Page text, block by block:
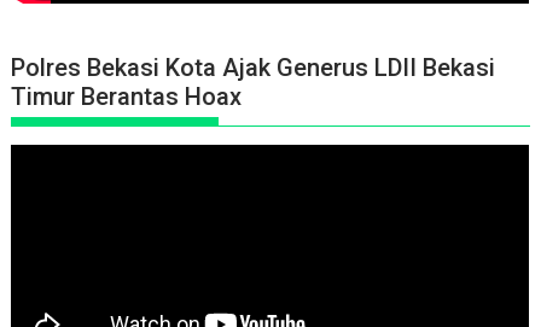
Polres Bekasi Kota Ajak Generus LDII Bekasi
Timur Berantas Hoax